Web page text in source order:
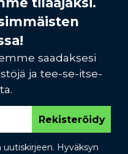
saadaksesi
ja tee-se-itse-
Rekisteröidy
uutiskirjeen. Hyväksyn